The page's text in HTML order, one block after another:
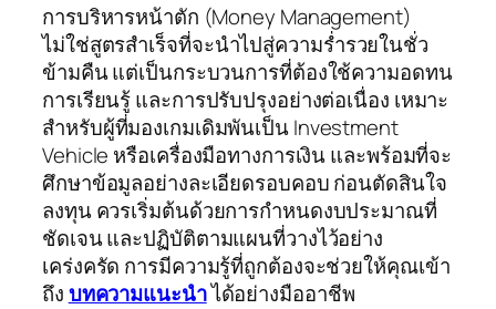
การบริหารหน้าตัก (Money Management)
ไม่ใช่สูตรสำเร็จที่จะนำไปสู่ความร่ำรวยในชั่ว
ข้ามคืน แต่เป็นกระบวนการที่ต้องใช้ความอดทน
การเรียนรู้ และการปรับปรุงอย่างต่อเนื่อง เหมาะ
สำหรับผู้ที่มองเกมเดิมพันเป็น Investment
Vehicle หรือเครื่องมือทางการเงิน และพร้อมที่จะ
ศึกษาข้อมูลอย่างละเอียดรอบคอบ ก่อนตัดสินใจ
ลงทุน ควรเริ่มต้นด้วยการกำหนดงบประมาณที่
ชัดเจน และปฏิบัติตามแผนที่วางไว้อย่าง
เคร่งครัด การมีความรู้ที่ถูกต้องจะช่วยให้คุณเข้า
ถึงบทความแนะนำได้อย่างมืออาชีพ